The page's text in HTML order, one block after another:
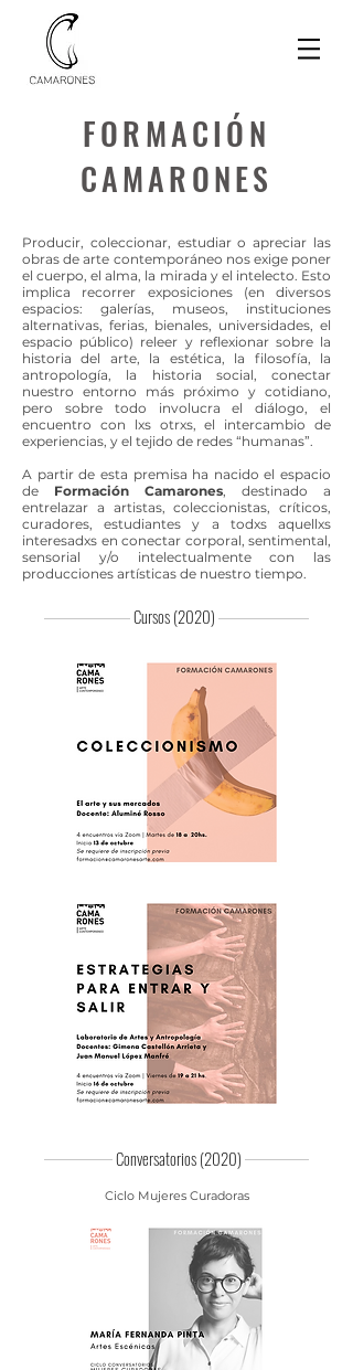
FORMACIÓN
CAMARONES
Producir, coleccionar, estudiar o apreciar las
obras de arte contemporáneo nos exige poner
el cuerpo, el alma, la mirada y el intelecto. Esto
implica recorrer exposiciones (en diversos
espacios: galerías, museos, instituciones
alternativas, ferias, bienales, universidades, el
espacio público) releer y reflexionar sobre la
historia del arte, la estética, la filosofía, la
antropología, la historia social, conectar
nuestro entorno más próximo y cotidiano,
pero sobre todo involucra el diálogo, el
encuentro con lxs otrxs, el intercambio de
experiencias, y el tejido de redes “humanas”.
A partir de esta premisa ha nacido el espacio
de Formación Camarones, destinado a
entrelazar a artistas, coleccionistas, críticos,
curadores, estudiantes y a todxs aquellxs
interesadxs en conectar corporal, sentimental,
sensorial y/o intelectualmente con las
producciones artísticas de nuestro tiempo.
Cursos (2020)
Conversatorios (2020)
Ciclo Mujeres Curadoras